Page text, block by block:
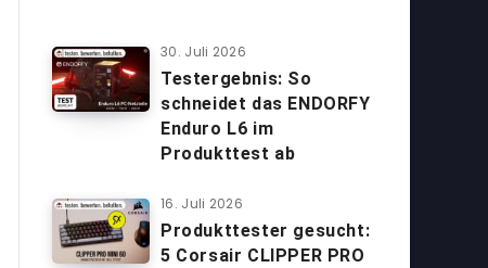
30. Juli 2026
Testergebnis: So
schneidet das ENDORFY
Enduro L6 im
Produkttest ab
16. Juli 2026
Produkttester gesucht:
5 Corsair CLIPPER PRO